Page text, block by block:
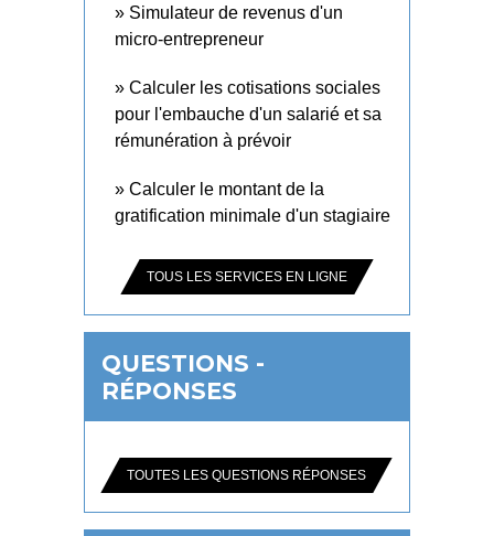
Simulateur de revenus d'un
micro-entrepreneur
Calculer les cotisations sociales
pour l'embauche d'un salarié et sa
rémunération à prévoir
Calculer le montant de la
gratification minimale d'un stagiaire
TOUS LES SERVICES EN LIGNE
QUESTIONS -
RÉPONSES
TOUTES LES QUESTIONS RÉPONSES